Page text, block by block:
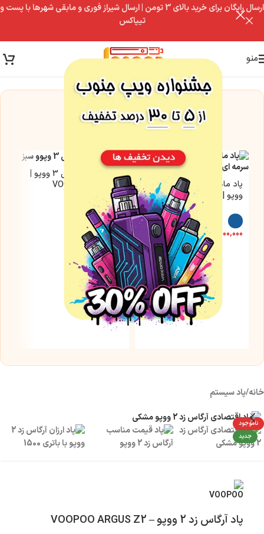
ارسال رایگان برای خرید بالای 3 تومن | ارسال شیراز فوری و مابقی شهرها با پست و
تیپاکس
منو
این مدل فعلاً موجود نیست
اما این گزینه‌ها رو از دست نده
پاد ماد وینچی اسپارک 220
ووپو | VOOPOO VINCI
SPARK 220
۹,۵۰۰,۰۰۰ تومان
پاد ماد درگ ایکس 3 ووپو |
VOOPOO DRAG X3
۷,۳۰۰,۰۰۰تومان
خانه/پاد سیستم
ناموجود
جدید
پاد آرگاس زد 2 ووپو – VOOPOO ARGUS Z2